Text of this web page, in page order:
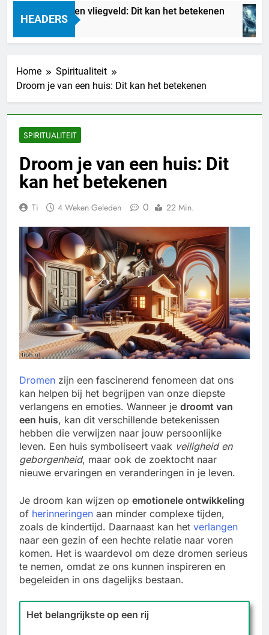
HEADERS
je van een vliegveld: Dit kan het betekenen
Geleden
Home
Spiritualiteit
Droom je van een huis: Dit kan het betekenen
SPIRITUALITEIT
Droom je van een huis: Dit
kan het betekenen
Ti 4 Weken Geleden 0 22 Min.
Dromen zijn een fascinerend fenomeen dat ons
kan helpen bij het begrijpen van onze diepste
verlangens en emoties. Wanneer je droomt van
een huis, kan dit verschillende betekenissen
hebben die verwijzen naar jouw persoonlijke
leven. Een huis symboliseert vaak veiligheid en
geborgenheid, maar ook de zoektocht naar
nieuwe ervaringen en veranderingen in je leven.
Je droom kan wijzen op emotionele ontwikkeling
of herinneringen aan minder complexe tijden,
zoals de kindertijd. Daarnaast kan het verlangen
naar een gezin of een hechte relatie naar voren
komen. Het is waardevol om deze dromen serieus
te nemen, omdat ze ons kunnen inspireren en
begeleiden in ons dagelijks bestaan.
Het belangrijkste op een rij